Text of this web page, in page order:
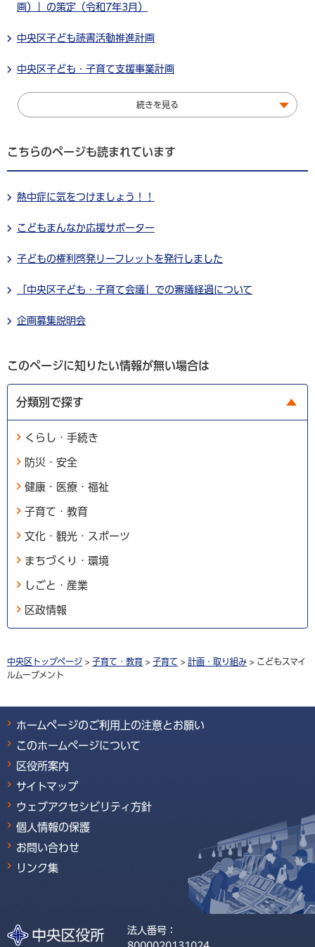
画）」の策定（令和7年3月）
中央区子ども読書活動推進計画
中央区子ども・子育て支援事業計画
続きを見る
こちらのページも読まれています
熱中症に気をつけましょう！！
こどもまんなか応援サポーター
子どもの権利啓発リーフレットを発行しました
「中央区子ども・子育て会議」での審議経過について
企画募集説明会
このページに知りたい情報が無い場合は
分類別で探す
くらし・手続き
防災・安全
健康・医療・福祉
子育て・教育
文化・観光・スポーツ
まちづくり・環境
しごと・産業
区政情報
中央区トップページ > 子育て・教育 > 子育て > 計画・取り組み > こどもスマイ
ルムーブメント
ホームページのご利用上の注意とお願い
このホームページについて
区役所案内
サイトマップ
ウェブアクセシビリティ方針
個人情報の保護
お問い合わせ
リンク集
法人番号：